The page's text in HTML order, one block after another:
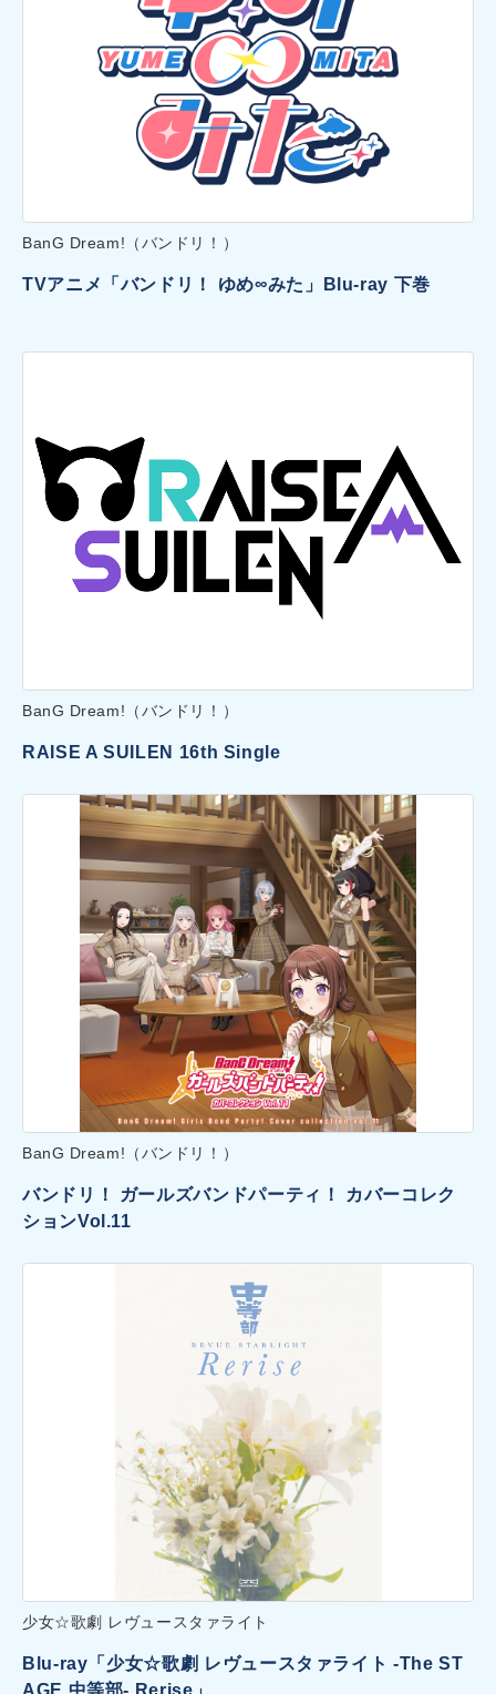
BanG Dream!（バンドリ！）
TVアニメ「バンドリ！ ゆめ∞みた」Blu-ray 下巻
BanG Dream!（バンドリ！）
RAISE A SUILEN 16th Single
BanG Dream!（バンドリ！）
バンドリ！ ガールズバンドパーティ！ カバーコレク
ションVol.11
少女☆歌劇 レヴュースタァライト
Blu-ray「少女☆歌劇 レヴュースタァライト -The ST
AGE 中等部- Rerise」